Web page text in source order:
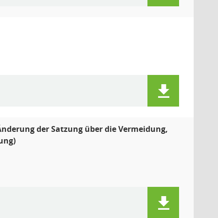
der Satzung über die Vermeidung,